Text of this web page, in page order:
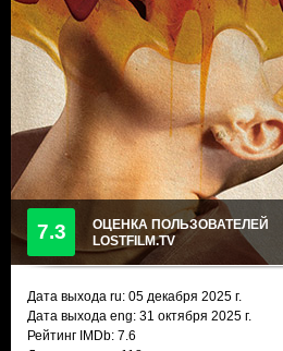
7.3
ОЦЕНКА ПОЛЬЗОВАТЕЛЕЙ
LOSTFILM.TV
Дата выхода ru: 05 декабря 2025 г.
Дата выхода eng: 31 октября 2025 г.
Рейтинг IMDb: 7.6